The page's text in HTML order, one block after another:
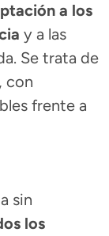
a los
y a las
Se trata de
con
frente a
sin
los